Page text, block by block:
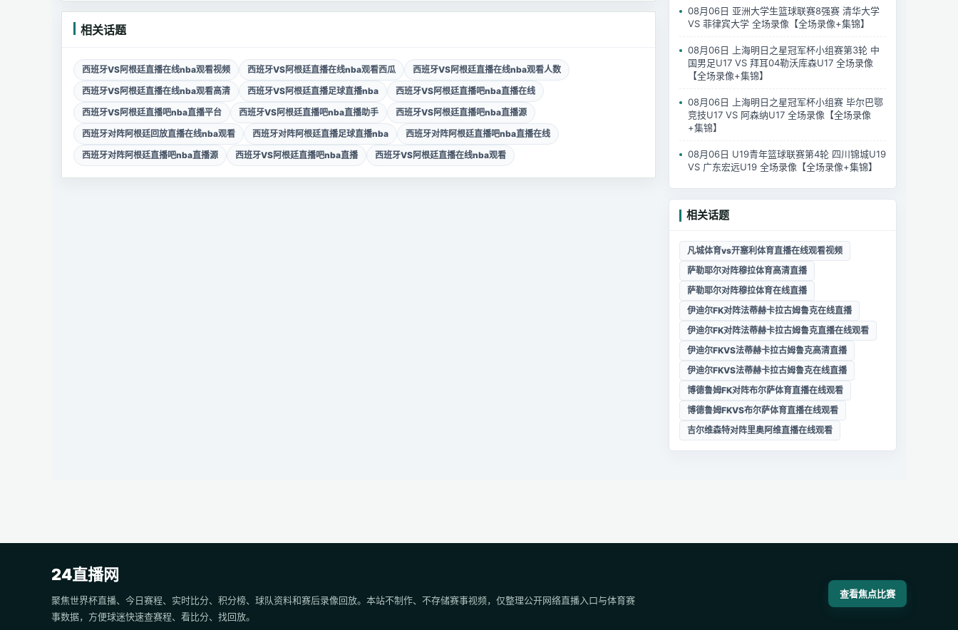
相关话题
西班牙VS阿根廷直播在线nba观看视频 西班牙VS阿根廷直播在线nba观看西瓜
西班牙VS阿根廷直播在线nba观看人数
西班牙VS阿根廷直播在线nba观看高清
西班牙VS阿根廷直播足球直播nba
西班牙VS阿根廷直播吧nba直播在线
西班牙VS阿根廷直播吧nba直播平台
西班牙VS阿根廷直播吧nba直播助手
西班牙VS阿根廷直播吧nba直播源
西班牙对阵阿根廷回放直播在线nba观看
西班牙对阵阿根廷直播足球直播nba
西班牙对阵阿根廷直播吧nba直播在线
西班牙对阵阿根廷直播吧nba直播源
西班牙VS阿根廷直播吧nba直播 西班牙VS阿根廷直播在线nba观看
08月06日 亚洲大学生篮球联赛8强赛 清华大学
VS 菲律宾大学 全场录像【全场录像+集锦】
08月06日 上海明日之星冠军杯小组赛第3轮 中
国男足U17 VS 拜耳04勒沃库森U17 全场录像
【全场录像+集锦】
08月06日 上海明日之星冠军杯小组赛 毕尔巴鄂
竞技U17 VS 阿森纳U17 全场录像【全场录像
+集锦】
08月06日 U19青年篮球联赛第4轮 四川锦城U19
VS 广东宏远U19 全场录像【全场录像+集锦】
相关话题
凡城体育vs开塞利体育直播在线观看视频
萨勒耶尔对阵穆拉体育高清直播
萨勒耶尔对阵穆拉体育在线直播
伊迪尔FK对阵法蒂赫卡拉古姆鲁克在线直播
伊迪尔FK对阵法蒂赫卡拉古姆鲁克直播在线观看
伊迪尔FKVS法蒂赫卡拉古姆鲁克高清直播
伊迪尔FKVS法蒂赫卡拉古姆鲁克在线直播
博德鲁姆FK对阵布尔萨体育直播在线观看
博德鲁姆FKVS布尔萨体育直播在线观看
吉尔维森特对阵里奥阿维直播在线观看
24直播网
聚焦世界杯直播、今日赛程、实时比分、积分榜、球队资料和赛后录像回放。本站不制作、不存储赛事视频，仅整理公开网络直播入口与体育赛
事数据，方便球迷快速查赛程、看比分、找回放。
查看焦点比赛